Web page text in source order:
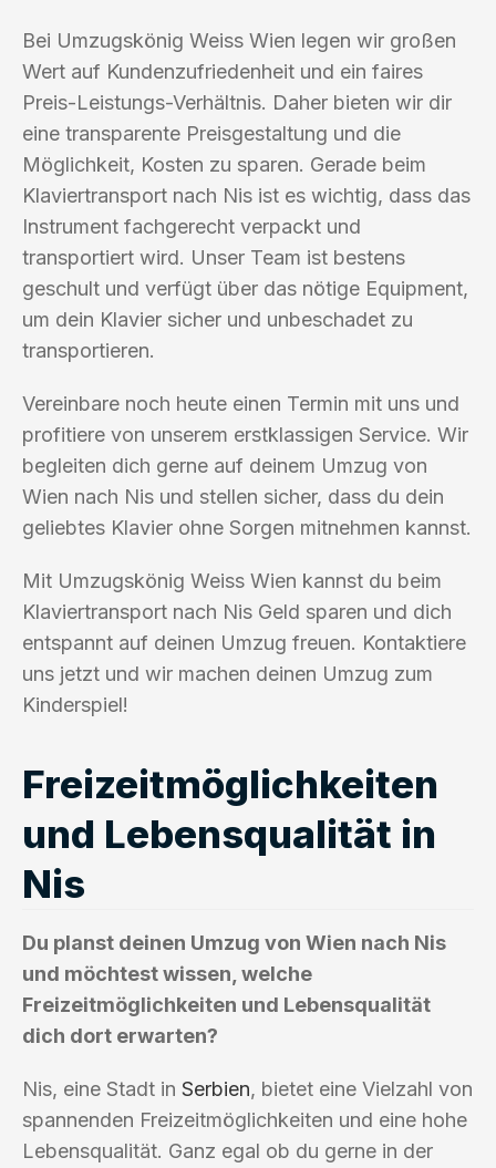
Bei Umzugskönig Weiss Wien legen wir großen
Wert auf Kundenzufriedenheit und ein faires
Preis-Leistungs-Verhältnis. Daher bieten wir dir
eine transparente Preisgestaltung und die
Möglichkeit, Kosten zu sparen. Gerade beim
Klaviertransport nach Nis ist es wichtig, dass das
Instrument fachgerecht verpackt und
transportiert wird. Unser Team ist bestens
geschult und verfügt über das nötige Equipment,
um dein Klavier sicher und unbeschadet zu
transportieren.
Vereinbare noch heute einen Termin mit uns und
profitiere von unserem erstklassigen Service. Wir
begleiten dich gerne auf deinem Umzug von
Wien nach Nis und stellen sicher, dass du dein
geliebtes Klavier ohne Sorgen mitnehmen kannst.
Mit Umzugskönig Weiss Wien kannst du beim
Klaviertransport nach Nis Geld sparen und dich
entspannt auf deinen Umzug freuen. Kontaktiere
uns jetzt und wir machen deinen Umzug zum
Kinderspiel!
Freizeitmöglichkeiten
und Lebensqualität in
Nis
Du planst deinen Umzug von Wien nach Nis
und möchtest wissen, welche
Freizeitmöglichkeiten und Lebensqualität
dich dort erwarten?
Nis, eine Stadt in Serbien, bietet eine Vielzahl von
spannenden Freizeitmöglichkeiten und eine hohe
Lebensqualität. Ganz egal ob du gerne in der